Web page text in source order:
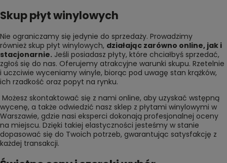
Skup płyt winylowych
Nie ograniczamy się jedynie do sprzedaży. Prowadzimy
również skup płyt winylowych, działając zarówno online, jak i
stacjonarnie. Jeśli posiadasz płyty, które chciałbyś sprzedać,
zgłoś się do nas. Oferujemy atrakcyjne warunki skupu. Rzetelnie
i uczciwie wyceniamy winyle, biorąc pod uwagę stan krążków,
ich rzadkość oraz popyt na rynku.
Możesz skontaktować się z nami online, aby uzyskać wstępną
wycenę, a także odwiedzić nasz sklep z płytami winylowymi w
Warszawie, gdzie nasi eksperci dokonają profesjonalnej oceny
na miejscu. Dzięki takiej elastyczności jesteśmy w stanie
dopasować się do Twoich potrzeb, gwarantując satysfakcję z
każdej transakcji.